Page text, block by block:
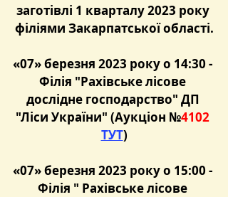
заготівлі 1 кварталу 2023 року
філіями Закарпатської області.
«07» березня 2023 року о 14:30 -
Філія "Рахівське лісове
дослідне господарство" ДП
"Ліси України" (Аукціон №4102
ТУТ)
«07» березня 2023 року о 15:00 -
Філія " Рахівське лісове